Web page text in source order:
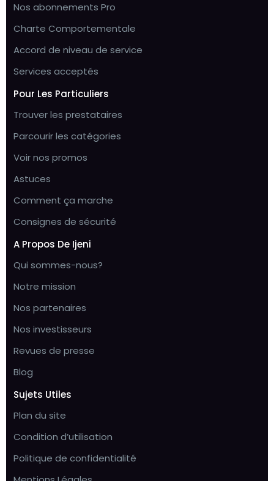
Nos abonnements Pro
Charte Comportementale
Accord de niveau de service
Services acceptés
Pour Les Particuliers
Trouver les prestataires
Parcourir les catégories
Voir nos promos
Astuces
Comment ça marche
Consignes de sécurité
A Propos De Ijeni
Qui sommes-nous?
Notre mission
Nos partenaires
Nos investisseurs
Revues de presse
Blog
Sujets Utiles
Plan du site
Condition d’utilisation
Politique de confidentialité